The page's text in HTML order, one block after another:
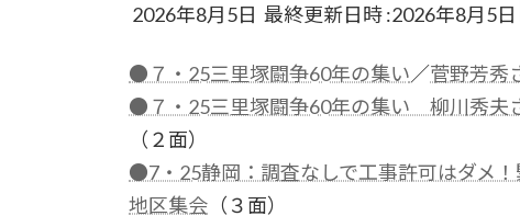
2026年8月5日 最終更新日時 :2026年8月5日
●７・25三里塚闘争60年の集い／菅野芳秀
●７・25三里塚闘争60年の集い 柳川秀夫
（２面）
●7・25静岡：調査なしで工事許可はダメ
地区集会 （３面）